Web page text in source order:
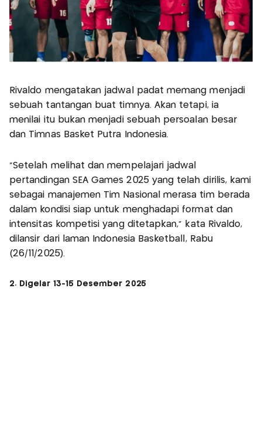
Rivaldo mengatakan jadwal padat memang menjadi
sebuah tantangan buat timnya. Akan tetapi, ia
menilai itu bukan menjadi sebuah persoalan besar
dan Timnas Basket Putra Indonesia.
“Setelah melihat dan mempelajari jadwal
pertandingan SEA Games 2025 yang telah dirilis, kami
sebagai manajemen Tim Nasional merasa tim berada
dalam kondisi siap untuk menghadapi format dan
intensitas kompetisi yang ditetapkan,” kata Rivaldo,
dilansir dari laman Indonesia Basketball, Rabu
(26/11/2025).
2. Digelar 13-15 Desember 2025